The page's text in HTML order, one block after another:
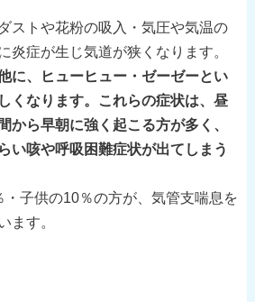
ストや花粉の吸入・気圧や気温の
炎症が生じ気道が狭くなります。
に、ヒューヒュー・ゼーゼーとい
くなります。これらの症状は、昼
から早朝に強く起こる方が多く、
い咳や呼吸困難症状が出てしまう
子供の10％の方が、気管支喘息を
ます。